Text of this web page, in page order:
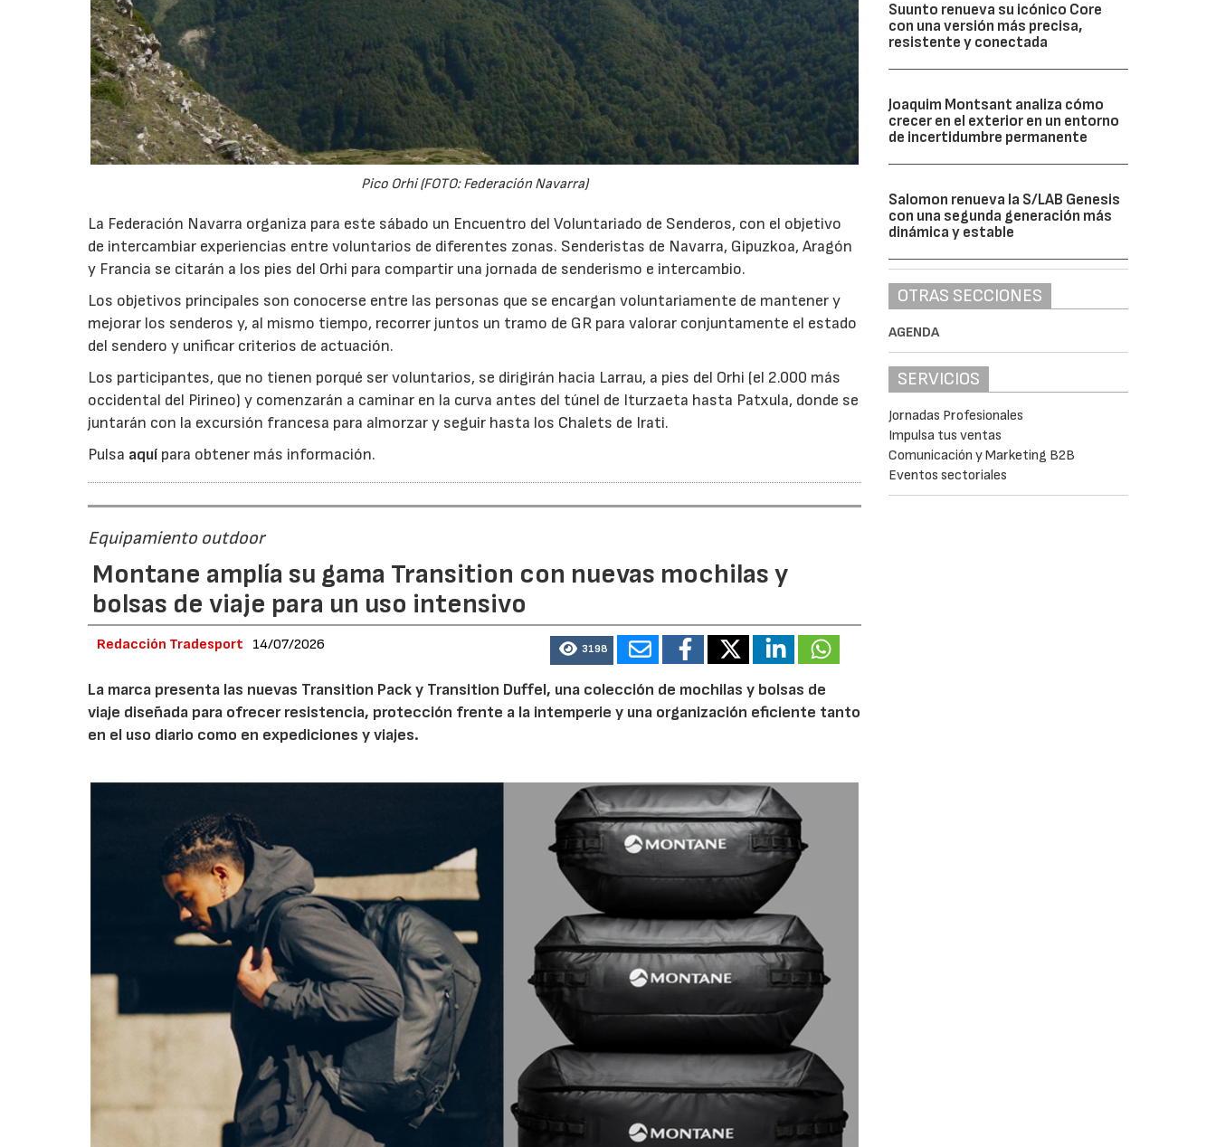
Pico Orhi (FOTO: Federación Navarra)
La Federación Navarra organiza para este sábado un Encuentro del Voluntariado de Senderos, con el objetivo
de intercambiar experiencias entre voluntarios de diferentes zonas. Senderistas de Navarra, Gipuzkoa, Aragón
y Francia se citarán a los pies del Orhi para compartir una jornada de senderismo e intercambio.
Los objetivos principales son conocerse entre las personas que se encargan voluntariamente de mantener y
mejorar los senderos y, al mismo tiempo, recorrer juntos un tramo de GR para valorar conjuntamente el estado
del sendero y unificar criterios de actuación.
Los participantes, que no tienen porqué ser voluntarios, se dirigirán hacia Larrau, a pies del Orhi (el 2.000 más
occidental del Pirineo) y comenzarán a caminar en la curva antes del túnel de Iturzaeta hasta Patxula, donde se
juntarán con la excursión francesa para almorzar y seguir hasta los Chalets de Irati.
Pulsa aquí para obtener más información.
Equipamiento outdoor
Montane amplía su gama Transition con nuevas mochilas y
bolsas de viaje para un uso intensivo
Redacción Tradesport 14/07/2026 3198
La marca presenta las nuevas Transition Pack y Transition Duffel, una colección de mochilas y bolsas de
viaje diseñada para ofrecer resistencia, protección frente a la intemperie y una organización eficiente tanto
en el uso diario como en expediciones y viajes.
Suunto renueva su icónico Core
con una versión más precisa,
resistente y conectada
Joaquim Montsant analiza cómo
crecer en el exterior en un entorno
de incertidumbre permanente
Salomon renueva la S/LAB Genesis
con una segunda generación más
dinámica y estable
OTRAS SECCIONES
AGENDA
SERVICIOS
Jornadas Profesionales
Impulsa tus ventas
Comunicación y Marketing B2B
Eventos sectoriales